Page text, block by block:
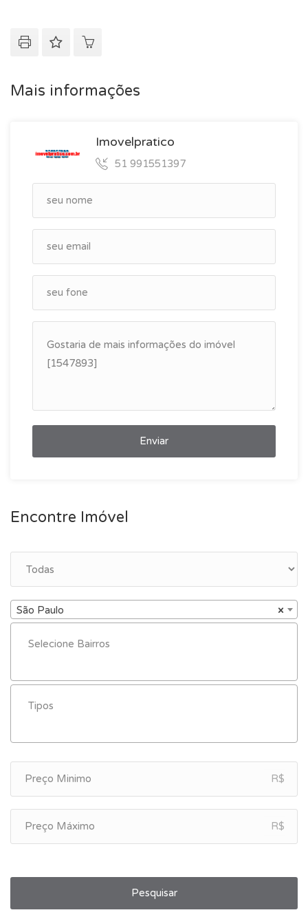
Mais informações
Imovelpratico
51 991551397
Enviar
Encontre Imóvel
×
São Paulo
R$
R$
Pesquisar